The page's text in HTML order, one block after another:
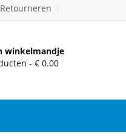
winkelmandje
- € 0.00